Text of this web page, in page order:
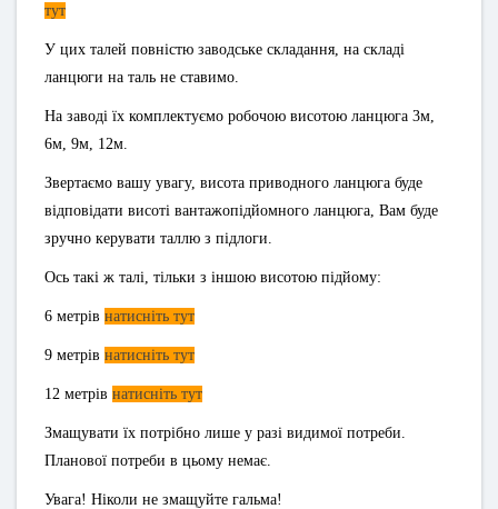
тут
У цих талей повністю заводське складання, на складі
ланцюги на таль не ставимо.
На заводі їх комплектуємо робочою висотою ланцюга 3м,
6м, 9м, 12м.
Звертаємо вашу увагу, висота приводного ланцюга буде
відповідати висоті вантажопідйомного ланцюга, Вам буде
зручно керувати таллю з підлоги.
Ось такі ж талі, тільки з іншою висотою підйому:
6 метрів натисніть тут
9 метрів натисніть тут
12 метрів натисніть тут
Змащувати їх потрібно лише у разі видимої потреби.
Планової потреби в цьому немає.
Увага! Ніколи не змащуйте гальма!